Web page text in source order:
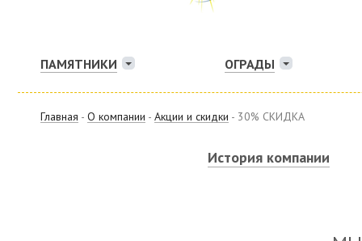
ПАМЯТНИКИ ОГРАДЫ
Главная - О компании - Акции и скидки - 30% СКИДКА
История компании